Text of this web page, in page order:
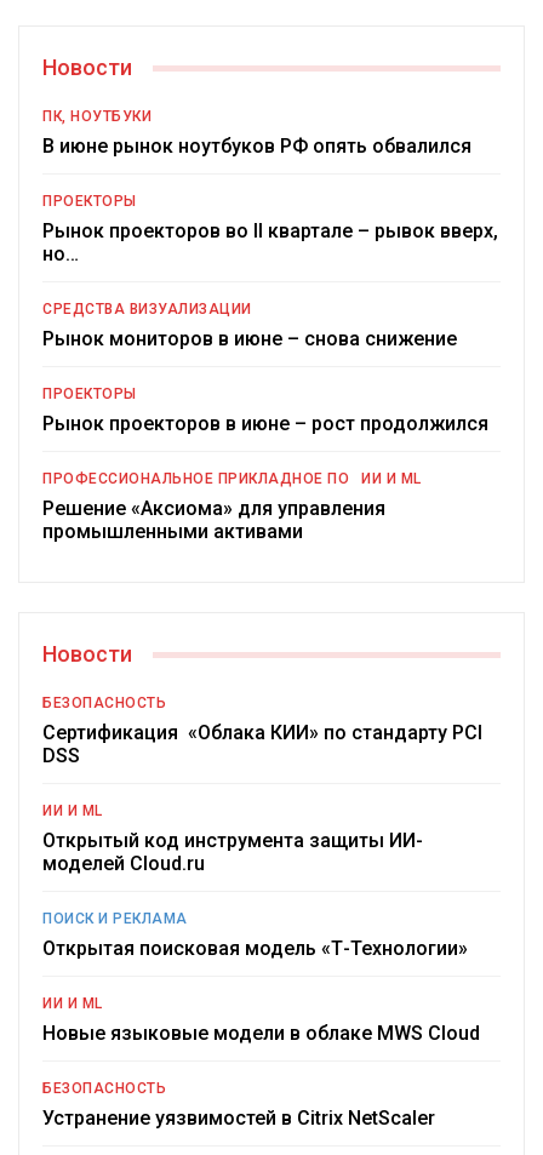
Новости
ПК, НОУТБУКИ
В июне рынок ноутбуков РФ опять обвалился
ПРОЕКТОРЫ
Рынок проекторов во II квартале – рывок вверх,
но…
СРЕДСТВА ВИЗУАЛИЗАЦИИ
Рынок мониторов в июне – снова снижение
ПРОЕКТОРЫ
Рынок проекторов в июне – рост продолжился
ПРОФЕССИОНАЛЬНОЕ ПРИКЛАДНОЕ ПО ИИ И ML
Решение «Аксиома» для управления
промышленными активами
Новости
БЕЗОПАСНОСТЬ
Сертификация «Облака КИИ» по стандарту PCI
DSS
ИИ И ML
Открытый код инструмента защиты ИИ-
моделей Cloud.ru
ПОИСК И РЕКЛАМА
Открытая поисковая модель «Т-Технологии»
ИИ И ML
Новые языковые модели в облаке MWS Cloud
БЕЗОПАСНОСТЬ
Устранение уязвимостей в Citrix NetScaler